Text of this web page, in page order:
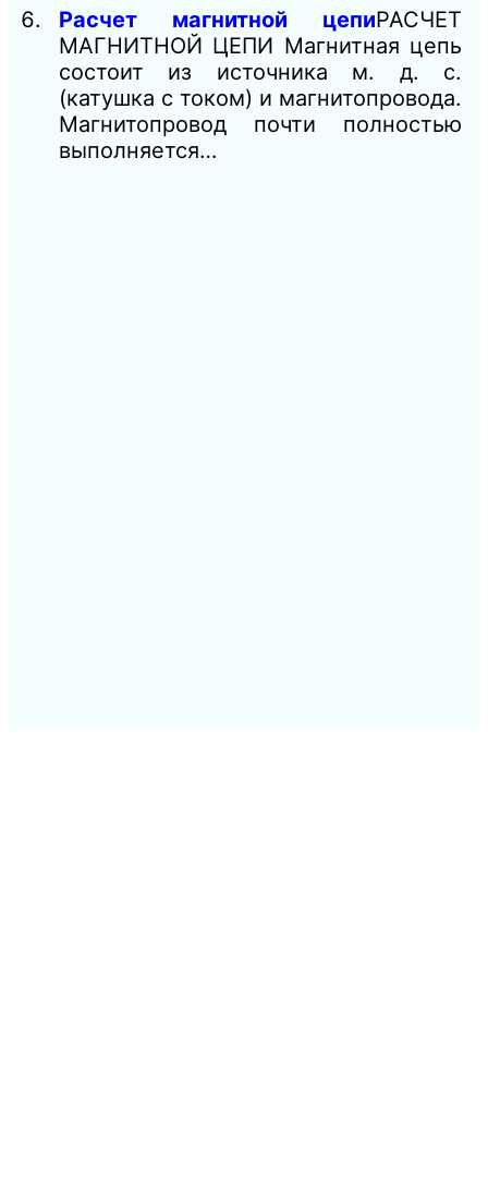
Расчет магнитной цепиРАСЧЕТ
МАГНИТНОЙ ЦЕПИ Магнитная цепь
состоит из источника м. д. с.
(катушка с током) и магнитопровода.
Магнитопровод почти полностью
выполняется…